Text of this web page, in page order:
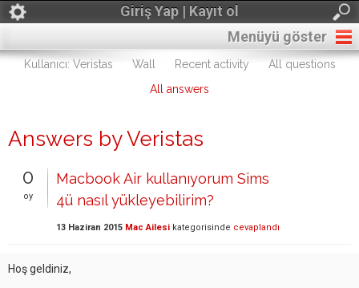
Giriş Yap | Kayıt ol
Menüyü göster
Kullanıcı: Veristas Wall Recent activity
All questions
All answers
Answers by Veristas
0
oy
Macbook Air kullanıyorum Sims
4ü nasıl yükleyebilirim?
13 Haziran 2015 Mac Ailesi kategorisinde cevaplandı
Hoş geldiniz,